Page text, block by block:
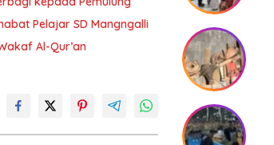
Pelajar SD Mangngalli
Al-Qur’an